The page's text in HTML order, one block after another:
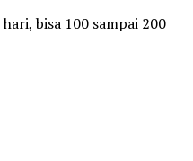
bisa 100 sampai 200